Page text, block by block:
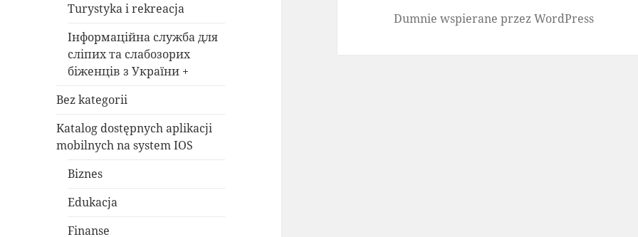
Turystyka i rekreacja
Інформаційна служба для
сліпих та слабозорих
біженців з України +
Bez kategorii
Katalog dostępnych aplikacji
mobilnych na system IOS
Biznes
Edukacja
Finanse
Dumnie wspierane przez WordPress